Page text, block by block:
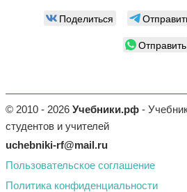
Поделиться
Отправить
© 2010 - 2026 Учебники.рф -
студентов и учителей
uchebniki-rf@mail.ru
Пользовательское соглашение
Политика конфиденциальности